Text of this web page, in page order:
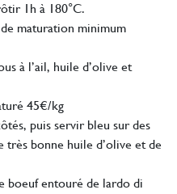
1h à 180°C.
maturation minimum
à l’ail, huile d’olive et
45€/kg
puis servir bleu sur des
très bonne huile d’olive et de
boeuf entouré de lardo di